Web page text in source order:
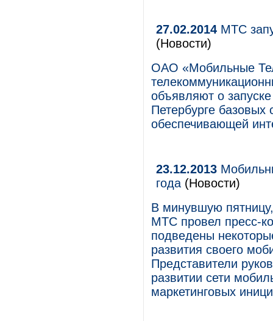
27.02.2014 МТС
(Новости)
ОАО «Мобильные
объявляют о
Петербурге базовых
обеспечивающей
23.12.2013
года (Новости)
В минувшую
МТС провел пресс-
подведены
развития своего
Представители
развитии сети
маркетинговых